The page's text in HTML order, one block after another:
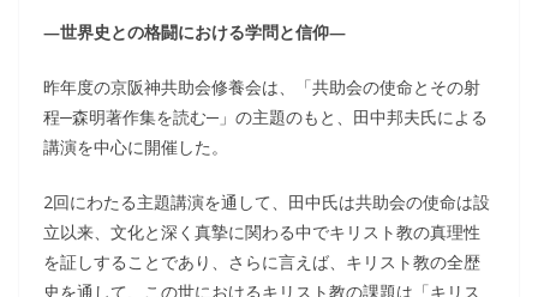
―世界史との格闘における学問と信仰―
昨年度の京阪神共助会修養会は、「共助会の使命とその射
程─森明著作集を読む─」の主題のもと、田中邦夫氏による
講演を中心に開催した。
2回にわたる主題講演を通して、田中氏は共助会の使命は設
立以来、文化と深く真摯に関わる中でキリスト教の真理性
を証しすることであり、さらに言えば、キリスト教の全歴
史を通して、この世におけるキリスト教の課題は「キリス